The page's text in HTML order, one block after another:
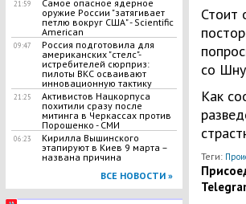
21:59
Самое опасное ядерное
оружие России "затягивает
петлю вокруг США" - Scientific
American
09:47
Россия подготовила для
американских "стелс"-
истребителей сюрприз:
пилоты ВКС осваивают
инновационную тактику
21:25
Активистов Нацкорпуса
похитили сразу после
митинга в Черкассах против
Порошенко - СМИ
06:23
​Кирилла Вышинского
этапируют в Киев 9 марта –
названа причина
ВСЕ НОВОСТИ »
Стоит
со
Как
Теги: